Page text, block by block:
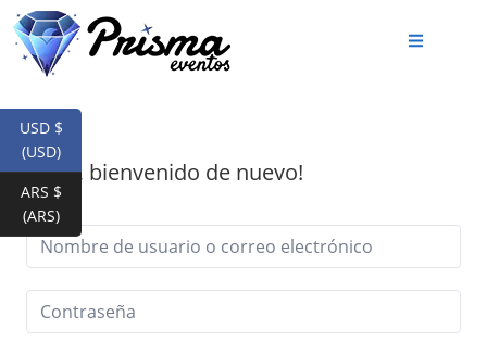
¡Hola, bienvenido de nuevo!
USD $
(USD)
ARS $
(ARS)